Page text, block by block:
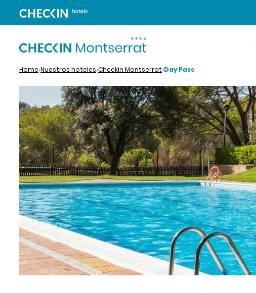
Home Nuestros hoteles Checkin Montserrat Day Pass